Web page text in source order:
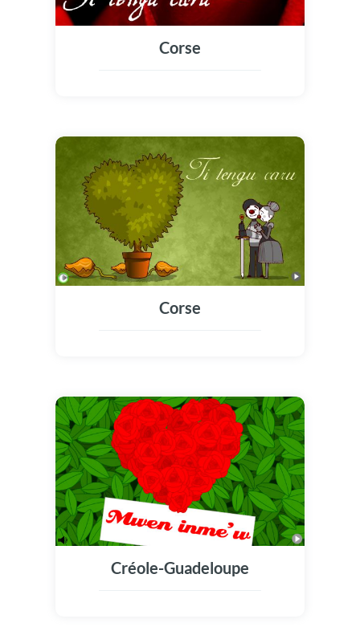
Corse
Corse
Créole-Guadeloupe